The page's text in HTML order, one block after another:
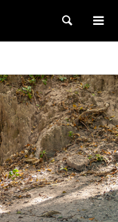
検索